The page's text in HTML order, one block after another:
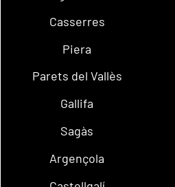
Casserres
Piera
Parets del Vallès
Gallifa
Sagàs
Argençola